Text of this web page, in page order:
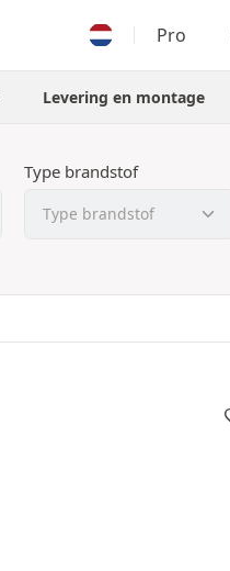
Pro
Levering en montage
Type brandstof